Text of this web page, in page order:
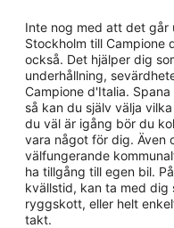
Inte nog med att det
Stockholm till Campione
också. Det hjälper dig
underhållning,
Campione d'Italia.
så kan du själv välja
du väl är igång bör du
vara något för dig. Även
välfungerande
ha tillgång till egen bil.
kvällstid, kan ta med
ryggskott, eller helt
takt.